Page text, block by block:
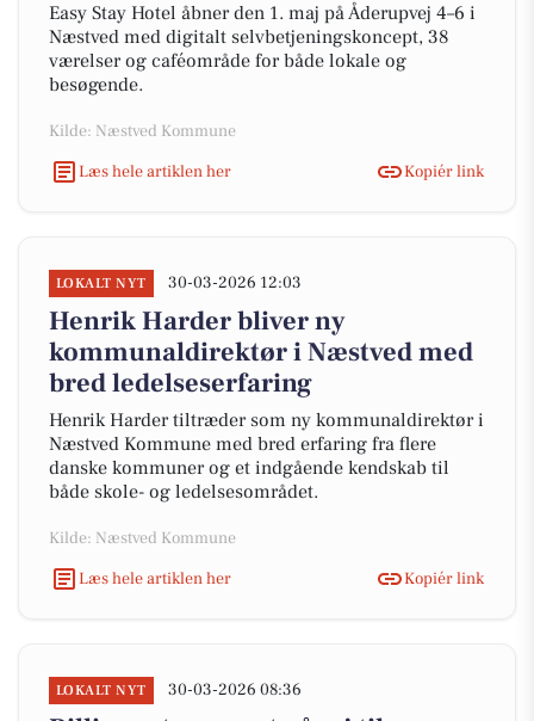
Easy Stay Hotel åbner den 1. maj på Åderupvej 4–6 i
Næstved med digitalt selvbetjeningskoncept, 38
værelser og caféområde for både lokale og
besøgende.
Kilde: Næstved Kommune
Læs hele artiklen her
Kopiér link
LOKALT NYT 30-03-2026 12:03
Henrik Harder bliver ny
kommunaldirektør i Næstved med
bred ledelseserfaring
Henrik Harder tiltræder som ny kommunaldirektør i
Næstved Kommune med bred erfaring fra flere
danske kommuner og et indgående kendskab til
både skole- og ledelsesområdet.
Kilde: Næstved Kommune
Læs hele artiklen her
Kopiér link
LOKALT NYT 30-03-2026 08:36